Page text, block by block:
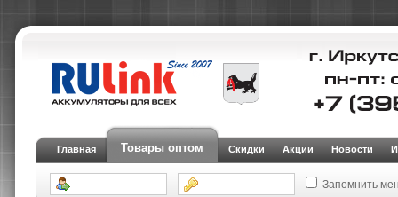
Главная Товары оптом Скидки Акции Новости
Запомнить